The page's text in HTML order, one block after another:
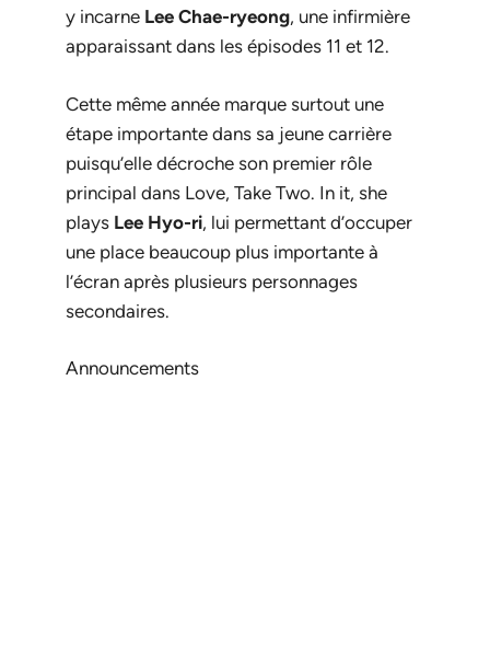
y incarne Lee Chae-ryeong, une infirmière
apparaissant dans les épisodes 11 et 12.
Cette même année marque surtout une
étape importante dans sa jeune carrière
puisqu’elle décroche son premier rôle
principal dans Love, Take Two. In it, she
plays Lee Hyo-ri, lui permettant d’occuper
une place beaucoup plus importante à
l’écran après plusieurs personnages
secondaires.
Announcements